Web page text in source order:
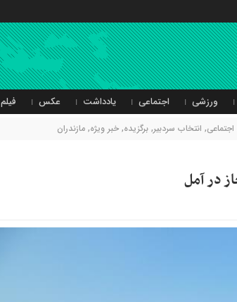
ورزشی اجتماعی یادداشت عکس فیلم
اجتماعی, انتخاب سردبیر, برگزیده, خبر ویژه, مازندران